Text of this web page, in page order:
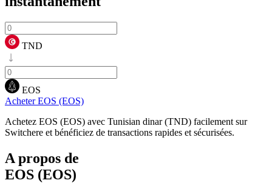
TND
EOS
Acheter EOS (EOS)
Achetez EOS (EOS) avec Tunisian dinar (TND) facilement sur
Switchere et bénéficiez de transactions rapides et sécurisées.
A propos de
EOS (EOS)